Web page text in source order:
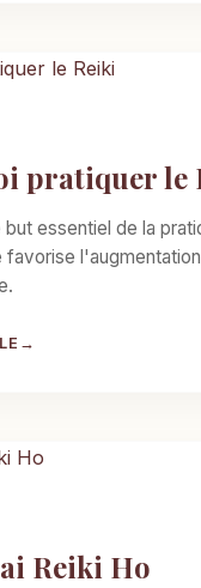
pratiquer le
essentiel de la
favorise
Reiki Ho